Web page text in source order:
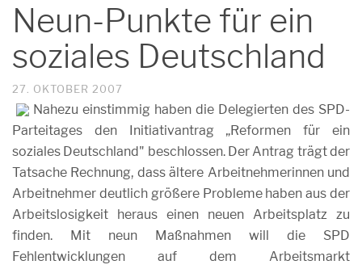
Neun-Punkte für ein
soziales Deutschland
27. OKTOBER 2007
Nahezu einstimmig haben die Delegierten des SPD-
Parteitages den Initiativantrag „Reformen für ein
soziales Deutschland" beschlossen. Der Antrag trägt der
Tatsache Rechnung, dass ältere Arbeitnehmerinnen und
Arbeitnehmer deutlich größere Probleme haben aus der
Arbeitslosigkeit heraus einen neuen Arbeitsplatz zu
finden. Mit neun Maßnahmen will die SPD
Fehlentwicklungen auf dem Arbeitsmarkt